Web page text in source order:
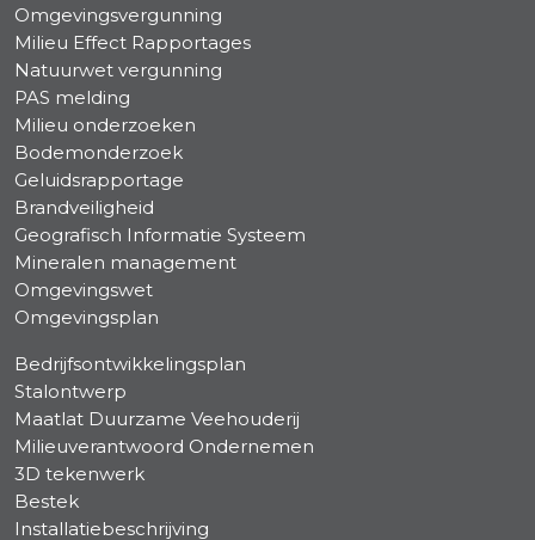
Omgevingsvergunning
Milieu Effect Rapportages
Natuurwet vergunning
PAS melding
Milieu onderzoeken
Bodemonderzoek
Geluidsrapportage
Brandveiligheid
Geografisch Informatie Systeem
Mineralen management
Omgevingswet
Omgevingsplan
Bedrijfsontwikkelingsplan
Stalontwerp
Maatlat Duurzame Veehouderij
Milieuverantwoord Ondernemen
3D tekenwerk
Bestek
Installatiebeschrijving